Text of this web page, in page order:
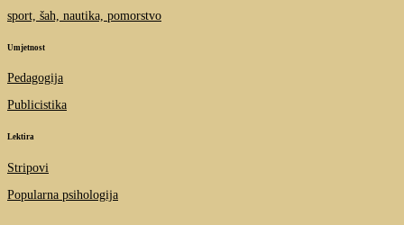
sport, šah, nautika, pomorstvo
Umjetnost
Pedagogija
Publicistika
Lektira
Stripovi
Popularna psihologija